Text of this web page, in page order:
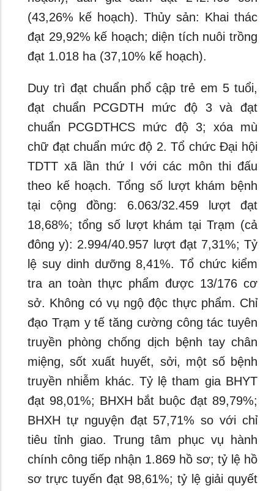
(43,26% kế hoạch). Thủy sản: Khai thác
đạt 29,92% kế hoạch; diện tích nuôi trồng
đạt 1.018 ha (37,10% kế hoạch).
Duy trì đạt chuẩn phổ cập trẻ em 5 tuổi,
đạt chuẩn PCGDTH mức độ 3 và đạt
chuẩn PCGDTHCS mức độ 3; xóa mù
chữ đạt chuẩn mức độ 2. Tổ chức Đại hội
TDTT xã lần thứ I với các môn thi đấu
theo kế hoạch. Tổng số lượt khám bệnh
tại cộng đồng: 6.063/32.459 lượt đạt
18,68%; tổng số lượt khám tại Trạm (cả
đông y): 2.994/40.957 lượt đạt 7,31%; Tỷ
lệ suy dinh dưỡng 8,41%. Tổ chức kiểm
tra an toàn thực phẩm được 13/176 cơ
sở. Không có vụ ngộ độc thực phẩm. Chỉ
đạo Trạm y tế tăng cường công tác tuyên
truyền phòng chống dịch bệnh tay chân
miệng, sốt xuất huyết, sởi, một số bệnh
truyền nhiễm khác. Tỷ lệ tham gia BHYT
đạt 98,01%; BHXH bắt buộc đạt 89,79%;
BHXH tự nguyện đạt 57,71% so với chỉ
tiêu tỉnh giao. Trung tâm phục vụ hành
chính công tiếp nhận 1.869 hồ sơ; tỷ lệ hồ
sơ trực tuyến đạt 98,61%; tỷ lệ giải quyết